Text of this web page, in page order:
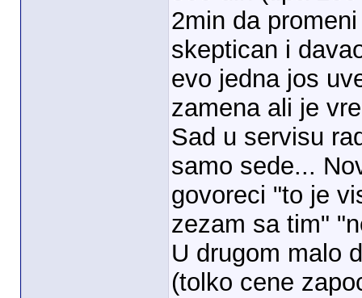
2min da
skeptican i
evo jedna jos
zamena ali je
Sad u servisu
samo sede...
govoreci "to je
zezam sa tim"
U drugom malo
(tolko cene